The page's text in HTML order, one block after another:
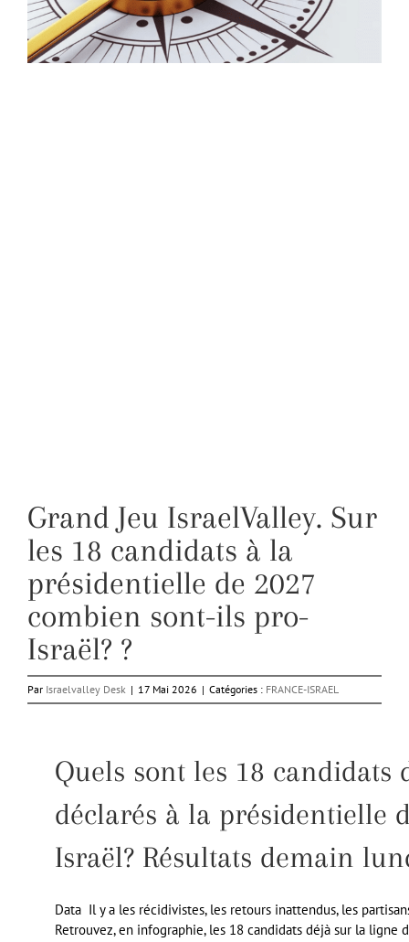
Grand Jeu IsraelValley. Sur
les 18 candidats à la
présidentielle de 2027
combien sont-ils pro-
Israël? ?
Par Israelvalley Desk | 17 Mai 2026 | Catégories : FRANCE-ISRAEL
Quels sont les 18
déclarés à la présidentielle
Israël? Résultats demain
Data Il y a les récidivistes, les retours inattendus, les
Retrouvez, en infographie, les 18 candidats déjà sur la